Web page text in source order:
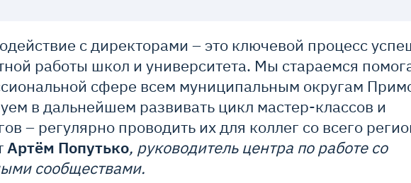
с директорами – это ключевой процесс
работы школ и университета. Мы стараемся
сфере всем муниципальным округам
в дальнейшем развивать цикл мастер-классов и
– регулярно проводить их для коллег со всего
Артём Попутько, руководитель центра по работе со
сообществами.